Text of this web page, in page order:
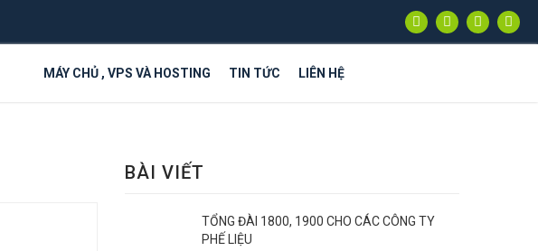
MÁY CHỦ , VPS VÀ HOSTING TIN TỨC LIÊN HỆ
BÀI VIẾT
TỔNG ĐÀI 1800, 1900 CHO CÁC CÔNG TY
PHẾ LIỆU